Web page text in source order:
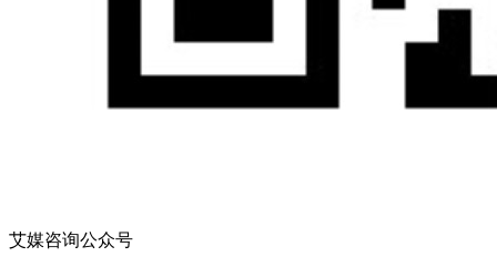
艾媒咨询公众号